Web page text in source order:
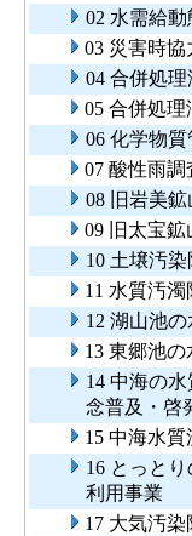
02 水需給
03 災害時
04 合併処
05 合併処
06 化学物
07 酸性雨調
08 旧岩美
09 旧太宝
10 土壌汚
11 水質汚
12 湖山池
13 東郷池
14 中海の
念普及・啓
15 中海水
16 とっと
利用事業
17 大気汚